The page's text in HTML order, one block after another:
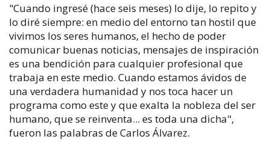
"Cuando ingresé (hace seis meses) lo dije, lo repito y
lo diré siempre: en medio del entorno tan hostil que
vivimos los seres humanos, el hecho de poder
comunicar buenas noticias, mensajes de inspiración
es una bendición para cualquier profesional que
trabaja en este medio. Cuando estamos ávidos de
una verdadera humanidad y nos toca hacer un
programa como este y que exalta la nobleza del ser
humano, que se reinventa... es toda una dicha",
fueron las palabras de Carlos Álvarez.